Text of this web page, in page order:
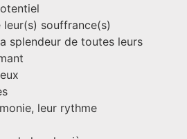
souffrance(s)
splendeur de toutes leurs
leur rythme